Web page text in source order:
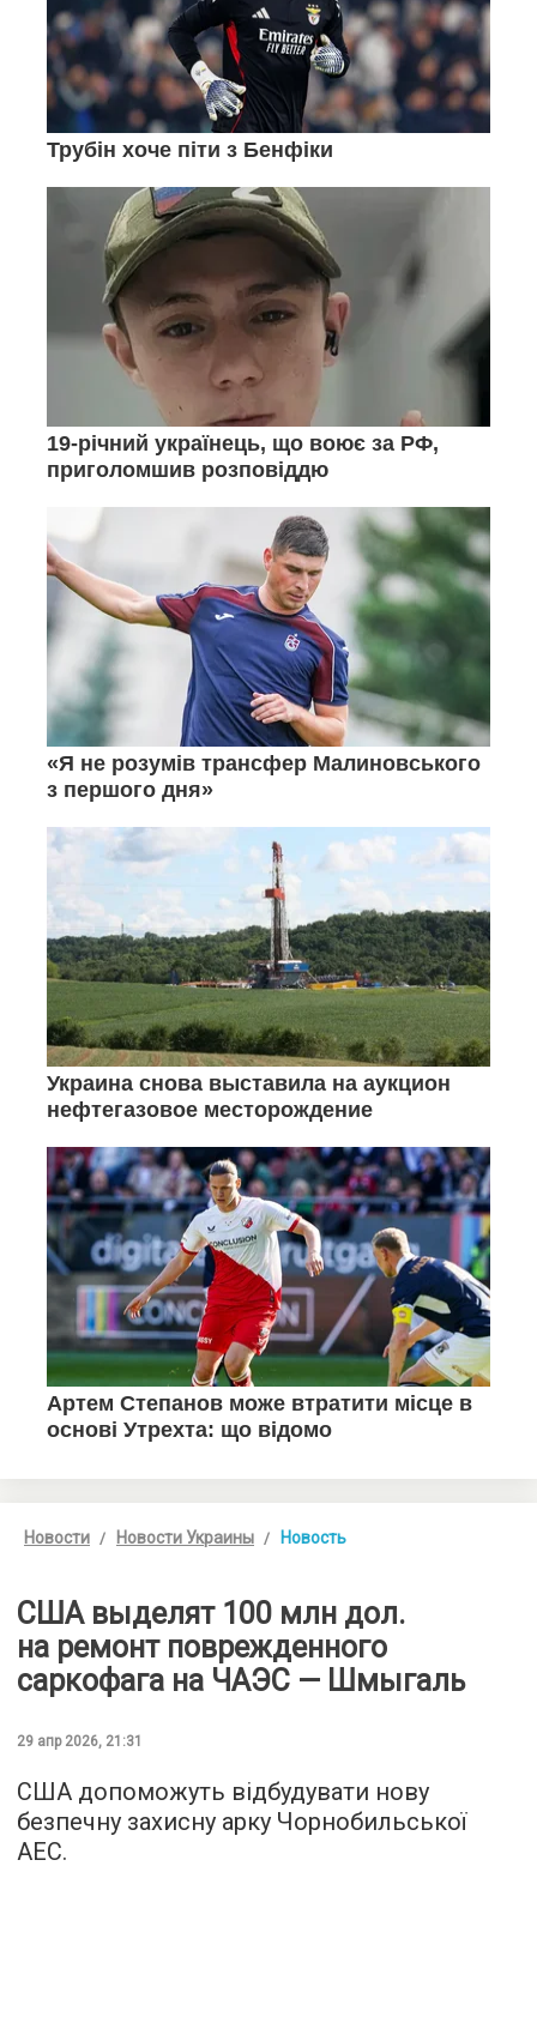
Новости Новости Украины Новость
США выделят 100 млн дол.
на ремонт поврежденного
саркофага на ЧАЭС — Шмыгаль
29 апр 2026, 21:31
США допоможуть відбудувати нову
безпечну захисну арку Чорнобильської
АЕС.